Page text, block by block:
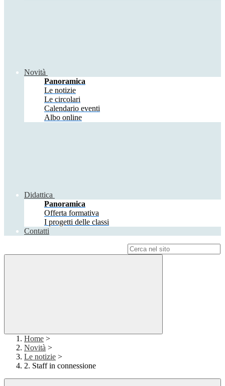
Novità
Panoramica
Le notizie
Le circolari
Calendario eventi
Albo online
Didattica
Panoramica
Offerta formativa
I progetti delle classi
Contatti
Home >
Novità >
Le notizie >
2. Staff in connessione